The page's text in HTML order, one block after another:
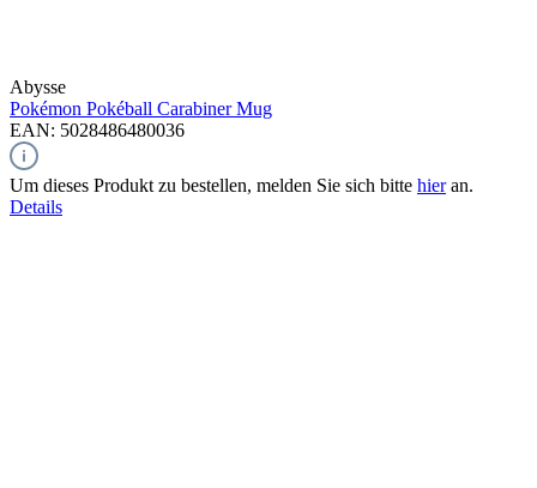
Abysse
Pokémon Pokéball Carabiner Mug
EAN: 5028486480036
Um dieses Produkt zu bestellen, melden Sie sich bitte hieran.
Details